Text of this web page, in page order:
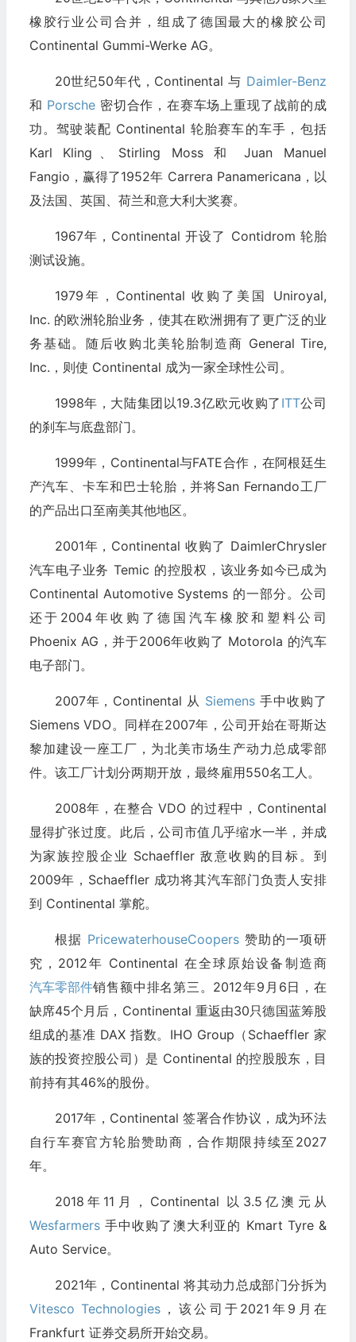
橡胶行业公司合并，组成了德国最大的橡胶公司
Continental Gummi-Werke AG。
20世纪50年代，Continental 与 Daimler-Benz
和 Porsche 密切合作，在赛车场上重现了战前的成
功。驾驶装配 Continental 轮胎赛车的车手，包括
Karl Kling、Stirling Moss 和 Juan Manuel
Fangio，赢得了1952年 Carrera Panamericana，以
及法国、英国、荷兰和意大利大奖赛。
1967年，Continental 开设了 Contidrom 轮胎
测试设施。
1979年，Continental 收购了美国 Uniroyal,
Inc. 的欧洲轮胎业务，使其在欧洲拥有了更广泛的业
务基础。随后收购北美轮胎制造商 General Tire,
Inc.，则使 Continental 成为一家全球性公司。
1998年，大陆集团以19.3亿欧元收购了 ITT公司
的刹车与底盘部门。
1999年，Continental与FATE合作，在阿根廷生
产汽车、卡车和巴士轮胎，并将San Fernando工厂
的产品出口至南美其他地区。
2001年，Continental 收购了 DaimlerChrysler
汽车电子业务 Temic 的控股权，该业务如今已成为
Continental Automotive Systems 的一部分。公司
还于2004年收购了德国汽车橡胶和塑料公司
Phoenix AG，并于2006年收购了 Motorola 的汽车
电子部门。
2007年，Continental 从 Siemens 手中收购了
Siemens VDO。同样在2007年，公司开始在哥斯达
黎加建设一座工厂，为北美市场生产动力总成零部
件。该工厂计划分两期开放，最终雇用550名工人。
2008年，在整合 VDO 的过程中，Continental
显得扩张过度。此后，公司市值几乎缩水一半，并成
为家族控股企业 Schaeffler 敌意收购的目标。到
2009年，Schaeffler 成功将其汽车部门负责人安排
到 Continental 掌舵。
根据 PricewaterhouseCoopers 赞助的一项研
究，2012年 Continental 在全球原始设备制造商
汽车零部件销售额中排名第三。2012年9月6日，在
缺席45个月后，Continental 重返由30只德国蓝筹股
组成的基准 DAX 指数。IHO Group（Schaeffler 家
族的投资控股公司）是 Continental 的控股股东，目
前持有其46%的股份。
2017年，Continental 签署合作协议，成为环法
自行车赛官方轮胎赞助商，合作期限持续至2027
年。
2018年11月，Continental 以3.5亿澳元从
Wesfarmers手中收购了澳大利亚的 Kmart Tyre &
Auto Service。
2021年，Continental 将其动力总成部门分拆为
Vitesco Technologies ，该公司于2021年9月在
Frankfurt 证券交易所开始交易。